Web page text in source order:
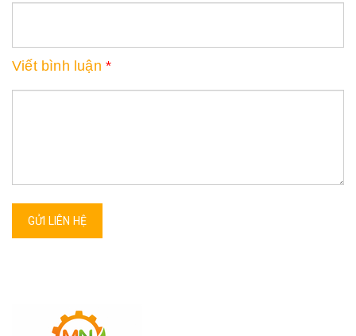
Viết bình luận *
GỬI LIÊN HỆ